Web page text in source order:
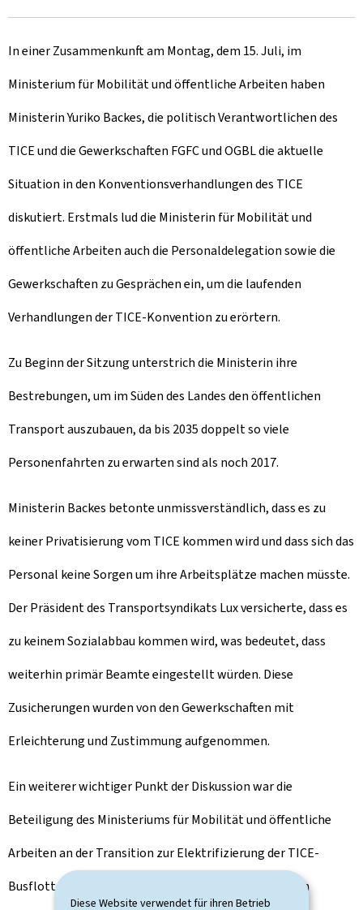
Diese Website verwendet für ihren Betrieb
m
In einer Zusammenkunft am Montag, dem 15. Juli, im
Ministerium für Mobilität und öffentliche Arbeiten haben
Ministerin Yuriko Backes, die politisch Verantwortlichen des
TICE und die Gewerkschaften FGFC und OGBL die aktuelle
Situation in den Konventionsverhandlungen des TICE
diskutiert. Erstmals lud die Ministerin für Mobilität und
öffentliche Arbeiten auch die Personaldelegation sowie die
Gewerkschaften zu Gesprächen ein, um die laufenden
Verhandlungen der TICE-Konvention zu erörtern.
Zu Beginn der Sitzung unterstrich die Ministerin ihre
Bestrebungen, um im Süden des Landes den öffentlichen
Transport auszubauen, da bis 2035 doppelt so viele
Personenfahrten zu erwarten sind als noch 2017.
Ministerin Backes betonte unmissverständlich, dass es zu
keiner Privatisierung vom TICE kommen wird und dass sich das
Personal keine Sorgen um ihre Arbeitsplätze machen müsste.
Der Präsident des Transportsyndikats Lux versicherte, dass es
zu keinem Sozialabbau kommen wird, was bedeutet, dass
weiterhin primär Beamte eingestellt würden. Diese
Zusicherungen wurden von den Gewerkschaften mit
Erleichterung und Zustimmung aufgenommen.
Ein weiterer wichtiger Punkt der Diskussion war die
Beteiligung des Ministeriums für Mobilität und öffentliche
Arbeiten an der Transition zur Elektrifizierung der TICE-
Busflotte und deren Infrastruktur. Die Gewerkschaften